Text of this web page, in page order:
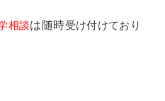
相談は随時受け付けており